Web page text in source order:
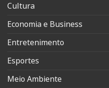
Cultura
Economia e Business
Entretenimento
Esportes
Meio Ambiente